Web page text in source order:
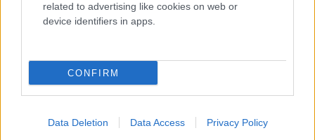
related to advertising like cookies on web or
device identifiers in apps.
CONFIRM
Data Deletion Data Access Privacy Policy